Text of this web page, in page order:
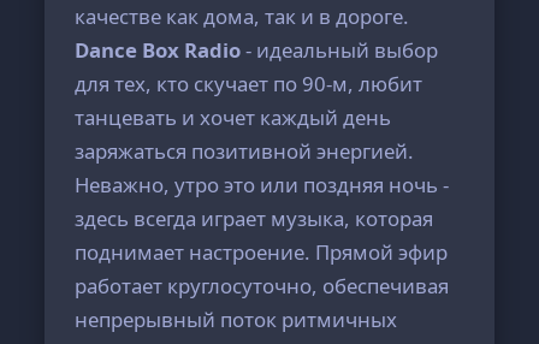
качестве как дома, так и в дороге.
Dance Box Radio- идеальный выбор
для тех, кто скучает по 90-м, любит
танцевать и хочет каждый день
заряжаться позитивной энергией.
Неважно, утро это или поздняя ночь -
здесь всегда играет музыка, которая
поднимает настроение. Прямой эфир
работает круглосуточно, обеспечивая
непрерывный поток ритмичных